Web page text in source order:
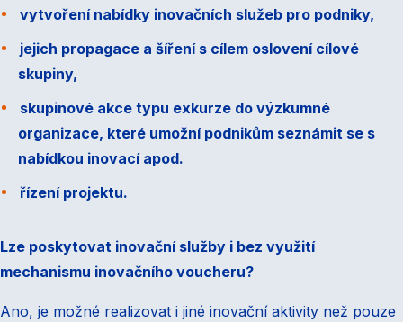
vytvoření nabídky inovačních služeb pro podniky,
jejich propagace a šíření s cílem oslovení cílové
skupiny,
skupinové akce typu exkurze do výzkumné
organizace, které umožní podnikům seznámit se s
nabídkou inovací apod.
řízení projektu.
Lze poskytovat inovační služby i bez využití
mechanismu inovačního voucheru?
Ano, je možné realizovat i jiné inovační aktivity než pouze